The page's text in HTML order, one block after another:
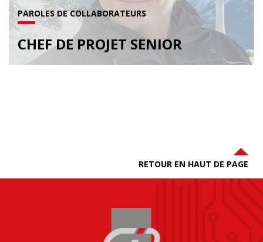
PAROLES DE COLLABORATEURS
CHEF DE PROJET SENIOR
RETOUR EN HAUT DE PAGE